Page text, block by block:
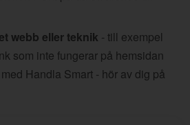
webb eller teknik - till exempel
som inte fungerar på hemsidan
Handla Smart - hör av dig på